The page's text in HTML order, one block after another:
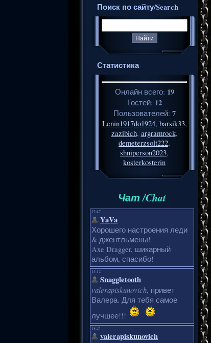
Поиск по сайту/Search
Статистика
Онлайн всего: 19
Гостей: 12
Пользователей: 7
Lenin1917do1924, barsik33,
zazibich, argramrock,
demeterzsolt222,
shniperson2023,
kosterkosterin
Чат /Chat